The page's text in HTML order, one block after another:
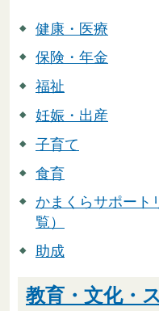
健康・医療
保険・年金
福祉
妊娠・出産
子育て
食育
かまくらサポート
覧）
助成
教育・文化・